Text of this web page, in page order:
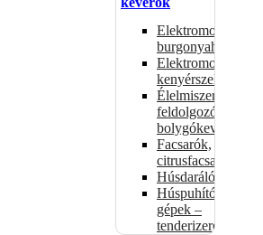
Elektromos
burgonyahámozók
Elektromos
kenyérszeletelők
Élelmiszer-
feldolgozók –
bolygókeverők
Facsarók,
citrusfacsarók
Húsdarálók
Húspuhító
gépek –
tenderizerek